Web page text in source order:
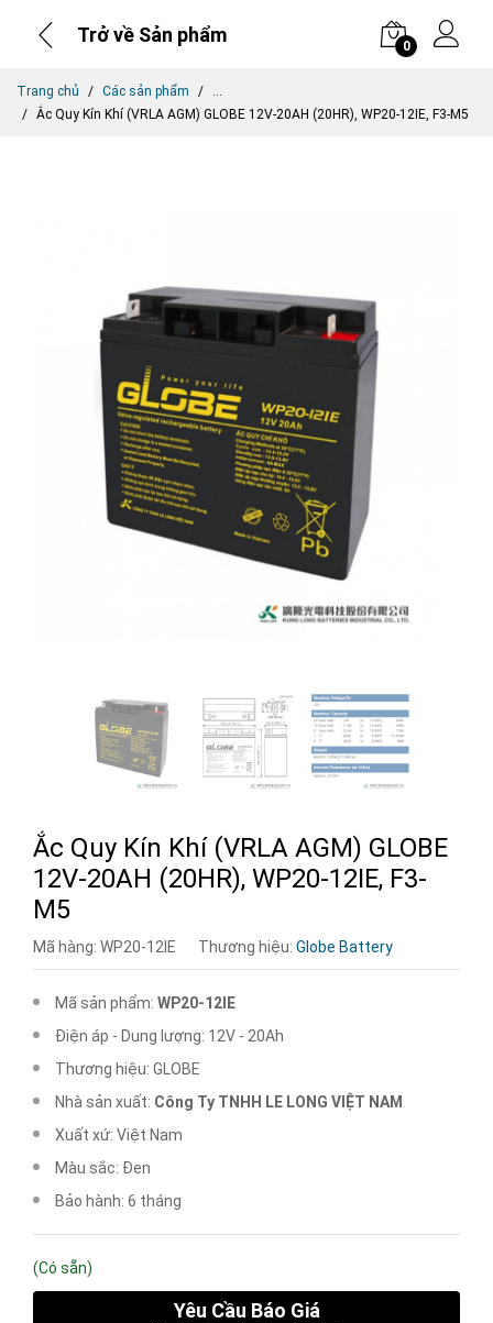
Trở về Sản phẩm
0
Trang chủ Các sản phẩm
...
Ắc Quy Kín Khí (VRLA AGM) GLOBE 12V-20AH (20HR), WP20-12IE, F3-M5
Ắc Quy Kín Khí (VRLA AGM) GLOBE
12V-20AH (20HR), WP20-12IE, F3-
M5
Mã hàng: WP20-12IE Thương hiệu: Globe Battery
Mã sản phẩm: WP20-12IE
Điện áp - Dung lượng: 12V - 20Ah
Thương hiệu: GLOBE
Nhà sản xuất: Công Ty TNHH LE LONG VIỆT NAM
Xuất xứ: Việt Nam
Màu sắc: Đen
Bảo hành: 6 tháng
(Có sẵn)
Yêu Cầu Báo Giá